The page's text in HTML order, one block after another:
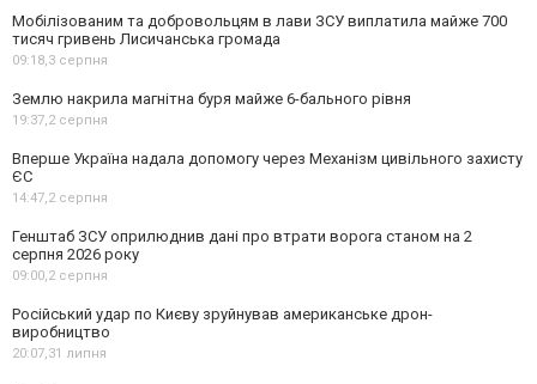
Мобілізованим та добровольцям в лави ЗСУ виплатила майже 700
тисяч гривень Лисичанська громада
09:18,3 серпня
Землю накрила магнітна буря майже 6-бального рівня
19:37,2 серпня
Вперше Україна надала допомогу через Механізм цивільного захисту
ЄС
14:47,2 серпня
Генштаб ЗСУ оприлюднив дані про втрати ворога станом на 2
серпня 2026 року
09:00,2 серпня
Російський удар по Києву зруйнував американське дрон-
виробництво
20:07,31 липня